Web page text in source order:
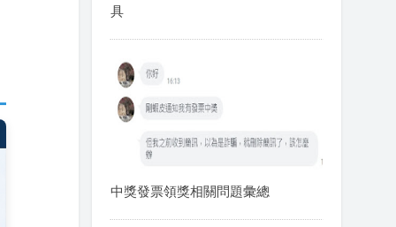
具
中獎發票領獎相關問題彙總